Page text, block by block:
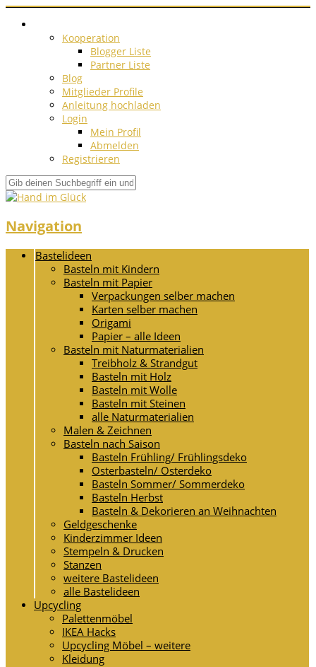
Kooperation
Blogger Liste
Partner Liste
Blog
Mitglieder Profile
Anleitung hochladen
Login
Mein Profil
Abmelden
Registrieren
Navigation
Bastelideen
Basteln mit Kindern
Basteln mit Papier
Verpackungen selber machen
Karten selber machen
Origami
Papier – alle Ideen
Basteln mit Naturmaterialien
Treibholz & Strandgut
Basteln mit Holz
Basteln mit Wolle
Basteln mit Steinen
alle Naturmaterialien
Malen & Zeichnen
Basteln nach Saison
Basteln Frühling/ Frühlingsdeko
Osterbasteln/ Osterdeko
Basteln Sommer/ Sommerdeko
Basteln Herbst
Basteln & Dekorieren an Weihnachten
Geldgeschenke
Kinderzimmer Ideen
Stempeln & Drucken
Stanzen
weitere Bastelideen
alle Bastelideen
Upcycling
Palettenmöbel
IKEA Hacks
Upcycling Möbel – weitere
Kleidung